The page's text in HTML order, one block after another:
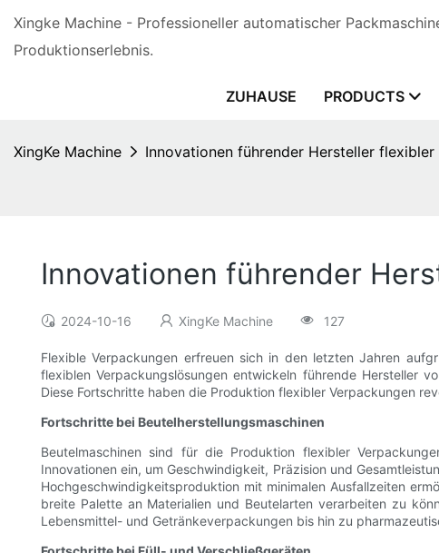
Xingke Machine - Professioneller automatischer
Produktionserlebnis.
ZUHAUSE PRODUCTS
XingKe Machine Innovationen führender Hersteller flexibler
Innovationen führender
2024-10-16 XingKe Machine 127
Flexible Verpackungen erfreuen sich in den letzten Jahren
flexiblen Verpackungslösungen entwickeln führende Hersteller
Diese Fortschritte haben die Produktion flexibler Verpackungen
Fortschritte bei Beutelherstellungsmaschinen
Beutelmaschinen sind für die Produktion flexibler
Innovationen ein, um Geschwindigkeit, Präzision und
Hochgeschwindigkeitsproduktion mit minimalen Ausfallzeiten
breite Palette an Materialien und Beutelarten verarbeiten zu
Lebensmittel- und Getränkeverpackungen bis hin zu